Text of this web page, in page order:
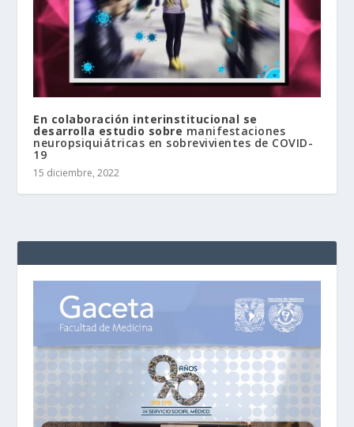
En colaboración interinstitucional se
desarrolla estudio sobre manifestaciones
neuropsiquiátricas en sobrevivientes de COVID-
19
15 diciembre, 2022